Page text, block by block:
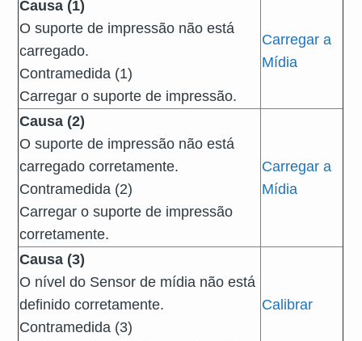
Causa (1)
O suporte de impressão não está
carregado.
Contramedida (1)
Carregar o suporte de impressão.
Carregar a
Mídia
Causa (2)
O suporte de impressão não está
carregado corretamente.
Contramedida (2)
Carregar o suporte de impressão
corretamente.
Carregar a
Mídia
Causa (3)
O nível do Sensor de mídia não está
definido corretamente.
Contramedida (3)
Calibrar